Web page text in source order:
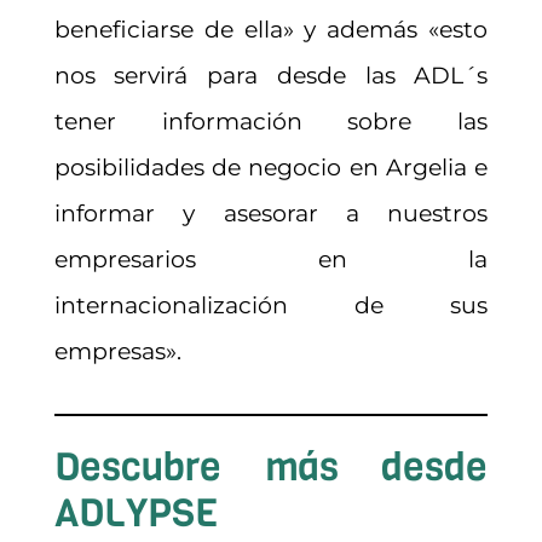
beneficiarse de ella» y además «esto
nos servirá para desde las ADL´s
tener información sobre las
posibilidades de negocio en Argelia e
informar y asesorar a nuestros
empresarios en la
internacionalización de sus
empresas».
Descubre más desde
ADLYPSE